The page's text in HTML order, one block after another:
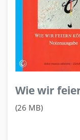
Wie wir
(26 MB)